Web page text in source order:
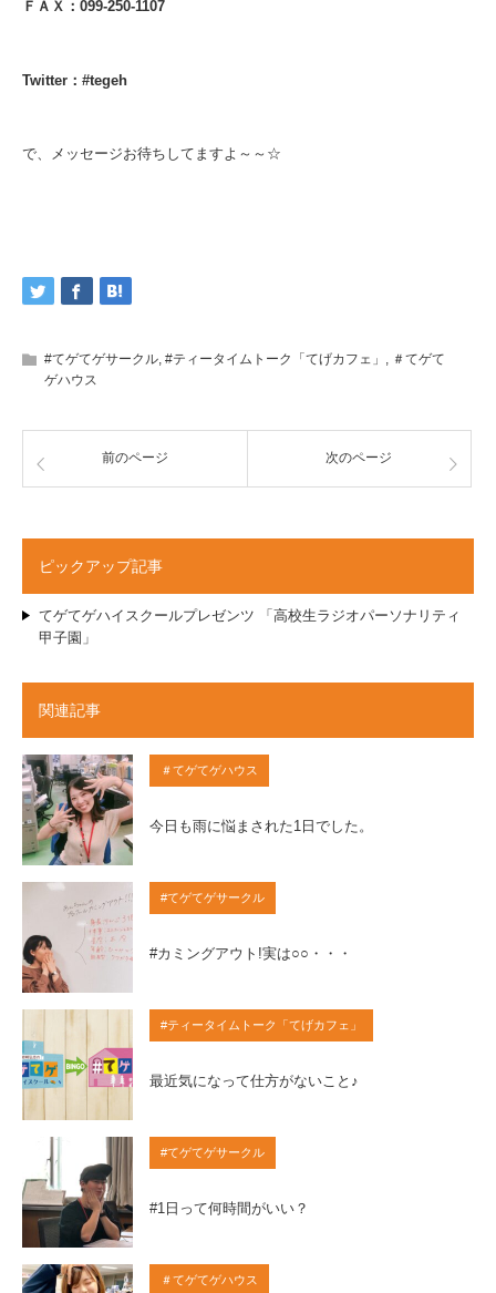
ＦＡＸ：099-250-1107
Twitter：#tegeh
で、メッセージお待ちしてますよ～～☆
#てゲてゲサークル #ティータイムトーク「てげカフェ」
＃てゲて
ゲハウス
前のページ 次のページ
ピックアップ記事
てゲてゲハイスクールプレゼンツ 「高校生ラジオパーソナリティ
甲子園」
関連記事
＃てゲてゲハウス
今日も雨に悩まされた1日でした。
#てゲてゲサークル
#カミングアウト!実は○○・・・
#ティータイムトーク「てげカフェ」
最近気になって仕方がないこと♪
#てゲてゲサークル
#1日って何時間がいい？
＃てゲてゲハウス